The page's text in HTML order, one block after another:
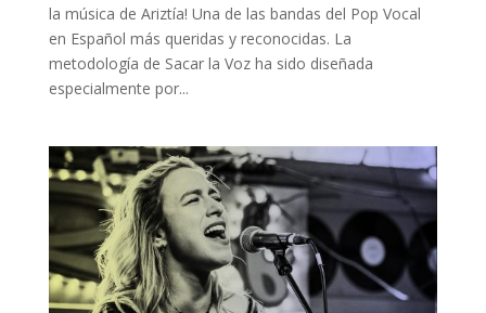
la música de Ariztía! Una de las bandas del Pop Vocal
en Español más queridas y reconocidas. La
metodología de Sacar la Voz ha sido diseñada
especialmente por...